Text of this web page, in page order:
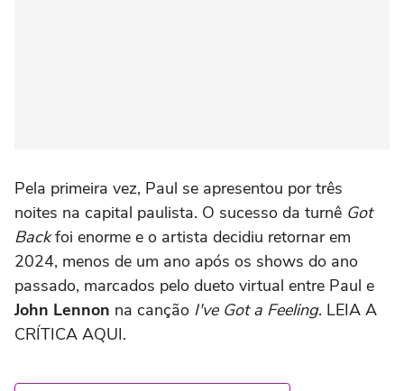
Pela primeira vez, Paul se apresentou por três
noites na capital paulista. O sucesso da turnê Got
Backfoi enorme e o artista decidiu retornar em
2024, menos de um ano após os shows do ano
passado, marcados pelo dueto virtual entre Paul e
John Lennon na canção I've Got a Feeling. LEIA A
CRÍTICA AQUI.